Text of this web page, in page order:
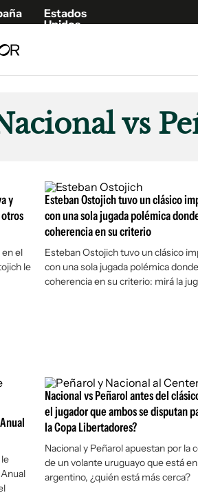
Estados
Unidos
Fúnebres
Publicaciones
Newsletters
Argentina
España
Estados Unidos
vs
y
en el
le
Esteban Ostojich tuvo un clásico
con una sola jugada polémica
coherencia en su criterio
Esteban Ostojich tuvo un clásico
con una sola jugada polémica
coherencia en su criterio: mirá la
Nacional vs Peñarol antes del
el jugador que ambos se disputan
la Copa Libertadores?
Nacional y Peñarol apuestan por la
de un volante uruguayo que está
argentino, ¿quién está más cerca?